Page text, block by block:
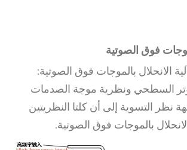
فوق الصوتية
الانحلال بالموجات فوق الصوتية:
السطحي ونظرية موجة الصدمات
نظر التسوية إلى أن كلتا النظريتين
بالموجات فوق الصوتية.